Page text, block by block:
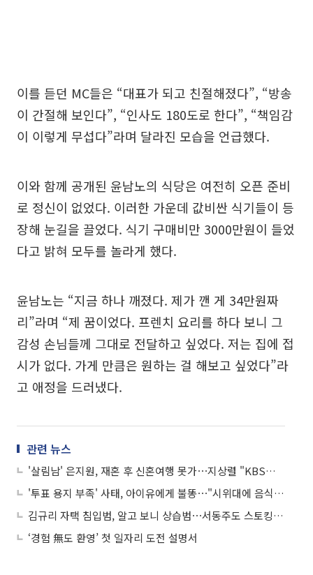
이를 듣던 MC들은 “대표가 되고 친절해졌다”, “방송
이 간절해 보인다”, “인사도 180도로 한다”, “책임감
이 이렇게 무섭다”라며 달라진 모습을 언급했다.
이와 함께 공개된 윤남노의 식당은 여전히 오픈 준비
로 정신이 없었다. 이러한 가운데 값비싼 식기들이 등
장해 눈길을 끌었다. 식기 구매비만 3000만원이 들었
다고 밝혀 모두를 놀라게 했다.
윤남노는 “지금 하나 깨졌다. 제가 깬 게 34만원짜
리”라며 “제 꿈이었다. 프렌치 요리를 하다 보니 그
감성 손님들께 그대로 전달하고 싶었다. 저는 집에 접
시가 없다. 가게 만큼은 원하는 걸 해보고 싶었다”라
고 애정을 드러냈다.
관련 뉴스
'살림남' 은지원, 재혼 후 신혼여행 못가⋯지상렬 "KBS서 방송 정지 내려야"
'투표 용지 부족' 사태, 아이유에게 불똥⋯"시위대에 음식 보내라"
김규리 자택 침입범, 알고 보니 상습범⋯서동주도 스토킹 "검침원 사칭"
‘경험 無도 환영’ 첫 일자리 도전 설명서